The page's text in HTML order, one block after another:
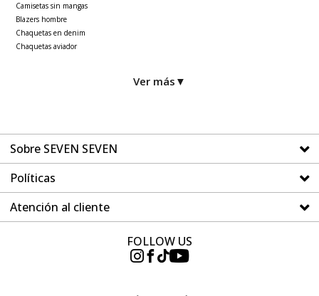
Camisetas sin mangas
Blazers hombre
Chaquetas en denim
Chaquetas aviador
Ver más ▼
Sobre SEVEN SEVEN
Políticas
Atención al cliente
FOLLOW US